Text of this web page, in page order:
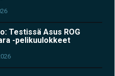
Testissä Asus ROG
-pelikuulokkeet